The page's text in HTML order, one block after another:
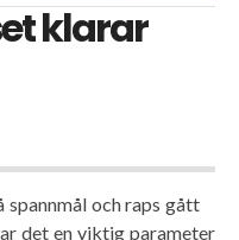
klarar
spannmål och raps gått
det en viktig parameter